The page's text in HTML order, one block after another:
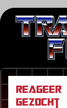
gezocht